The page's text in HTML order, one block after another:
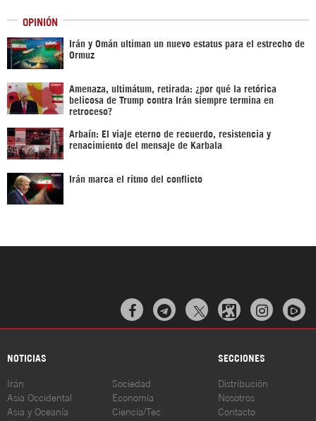
OPINIÓN
Irán y Omán ultiman un nuevo estatus para el estrecho de
Ormuz
Amenaza, ultimátum, retirada: ¿por qué la retórica
belicosa de Trump contra Irán siempre termina en
retroceso?
Arbaín: El viaje eterno de recuerdo, resistencia y
renacimiento del mensaje de Karbala
Irán marca el ritmo del conflicto
  
NOTICIAS SECCIONES
Irán
Asia Occidental
Asia y Oceanía
Sociedad
Economía
Ciencia/Tec
Distribución
Nosotros
Contacto